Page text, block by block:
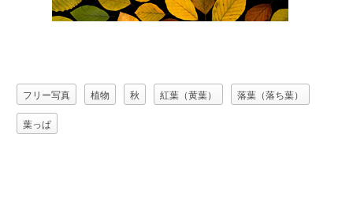
フリー写真 植物 秋 紅葉（黄葉） 落葉（落ち葉）
葉っぱ